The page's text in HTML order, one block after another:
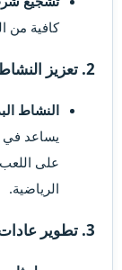
كافية من
2. تعزيز النشاط البدني​
النشاط
يساعد في
على
الرياضية.
3. تطوير عادات صحية للتبرز​